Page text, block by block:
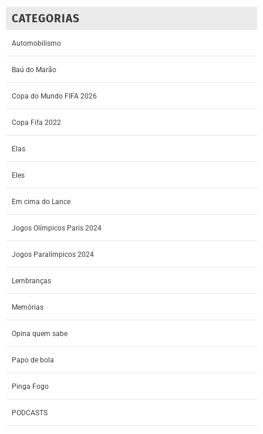
CATEGORIAS
Automobilismo
Baú do Marão
Copa do Mundo FIFA 2026
Copa Fifa 2022
Elas
Eles
Em cima do Lance
Jogos Olímpicos Paris 2024
Jogos Paralímpicos 2024
Lembranças
Memórias
Opina quem sabe
Papo de bola
Pinga Fogo
PODCASTS